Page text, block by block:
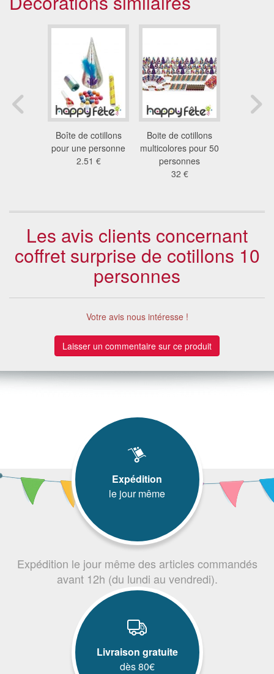
Boîte de cotillons
pour une personne
2.51 €
Boite de cotillons
multicolores pour 50
personnes
32 €
Les avis clients concernant
coffret surprise de cotillons 10
personnes
Votre avis nous intéresse !
Laisser un commentaire sur ce produit
Expédition
le jour même
Expédition le jour même des articles commandés
avant 12h (du lundi au vendredi).
Livraison gratuite
dès 80€